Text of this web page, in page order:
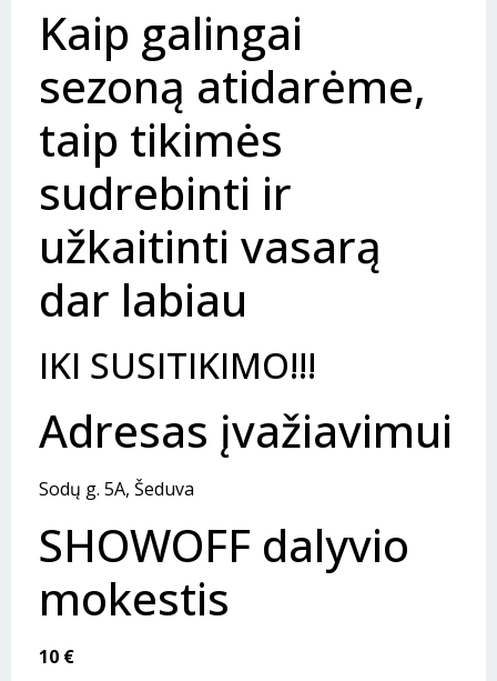
Kaip galingai
sezoną atidarėme,
taip tikimės
sudrebinti ir
užkaitinti vasarą
dar labiau
IKI SUSITIKIMO!!!
Adresas įvažiavimui
Sodų g. 5A, Šeduva
SHOWOFF dalyvio
mokestis
10 €